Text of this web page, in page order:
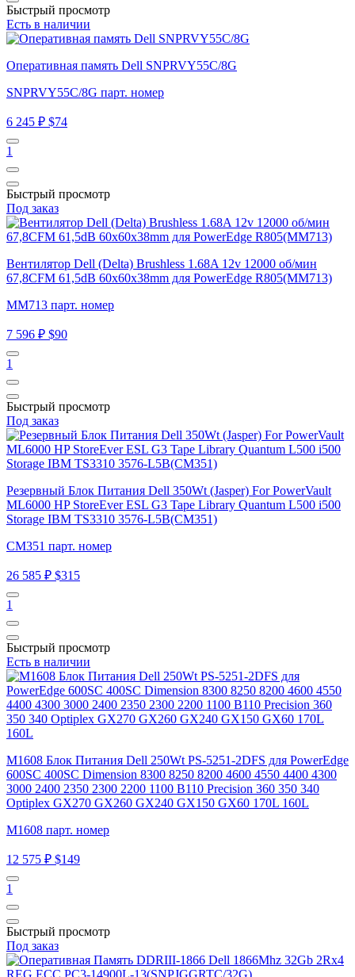
Быстрый просмотр
Есть в наличии
Оперативная память Dell SNPRVY55C/8G
SNPRVY55C/8G парт. номер
6 245 ₽ $74
1
Быстрый просмотр
Под заказ
Вентилятор Dell (Delta) Brushless 1.68A 12v 12000 об/мин
67,8CFM 61,5dB 60x60x38mm для PowerEdge R805(MM713)
MM713 парт. номер
7 596 ₽ $90
1
Быстрый просмотр
Под заказ
Резервный Блок Питания Dell 350Wt (Jasper) For PowerVault
ML6000 HP StoreEver ESL G3 Tape Library Quantum L500 i500
Storage IBM TS3310 3576-L5B(CM351)
CM351 парт. номер
26 585 ₽ $315
1
Быстрый просмотр
Есть в наличии
M1​608 Блок Питания Dell 250Wt PS-5251-2DFS для PowerEdge
600SC 400SC Dimension 8300 8250 8200 4600 4550 4400 4300
3000 2400 2350 2300 2200 1100 B110 Precision 360 350 340
Optiplex GX270 GX260 GX240 GX150 GX60 170L 160L
M1​608 парт. номер
12 575 ₽ $149
1
Быстрый просмотр
Под заказ